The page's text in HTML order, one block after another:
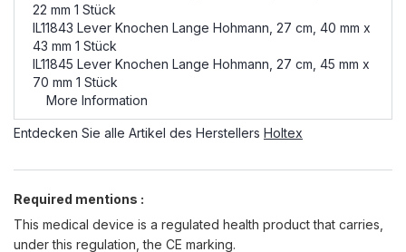
22 mm 1 Stück
IL11843 Lever Knochen Lange Hohmann, 27 cm, 40 mm x
43 mm 1 Stück
IL11845 Lever Knochen Lange Hohmann, 27 cm, 45 mm x
70 mm 1 Stück
More Information
Entdecken Sie alle Artikel des Herstellers Holtex
Required mentions :
This medical device is a regulated health product that carries,
under this regulation, the CE marking.